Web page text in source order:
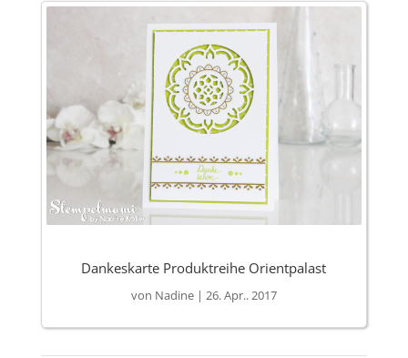
Dankeskarte Produktreihe Orientpalast
von Nadine| 26. Apr.. 2017